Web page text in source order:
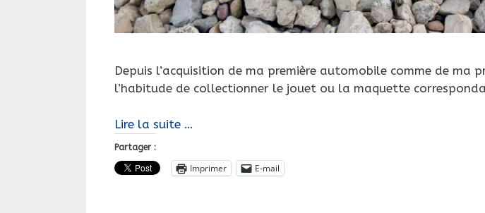
Depuis l’acquisition de ma première automobile comme de ma
l’habitude de collectionner le jouet ou la maquette
Lire la suite …
modèle
n’existe
Partager :
Imprimer E-mail